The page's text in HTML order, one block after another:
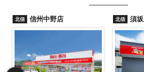
北信 信州中野店 北信 須